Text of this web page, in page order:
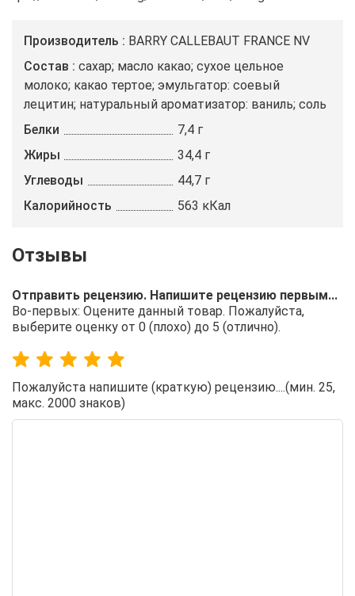
Производитель
BARRY CALLEBAUT FRANCE NV
Состав
сахар; масло какао; сухое цельное
молоко; какао тертое; эмульгатор: соевый
лецитин; натуральный ароматизатор: ваниль; cоль
Белки
7,4 г
Жиры
34,4 г
Углеводы
44,7 г
Калорийность
563 кКал
Отправить рецензию. Напишите рецензию первым...
Во-первых: Оцените данный товар. Пожалуйста,
выберите оценку от 0 (плохо) до 5 (отлично).
Пожалуйста напишите (краткую) рецензию....(мин. 25,
макс. 2000 знаков)